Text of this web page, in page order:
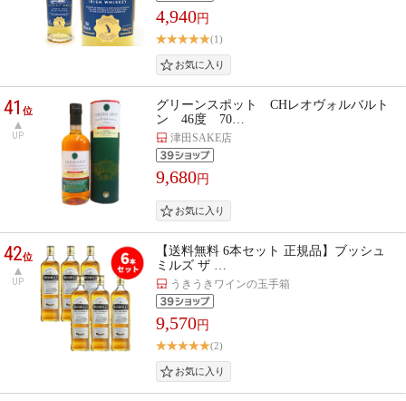
4,940円
(1)
41位
UP
グリーンスポット CHレオヴォルバルト
ン 46度 70…
津田SAKE店
9,680円
42位
UP
【送料無料 6本セット 正規品】ブッシュ
ミルズ ザ …
うきうきワインの玉手箱
9,570円
(2)